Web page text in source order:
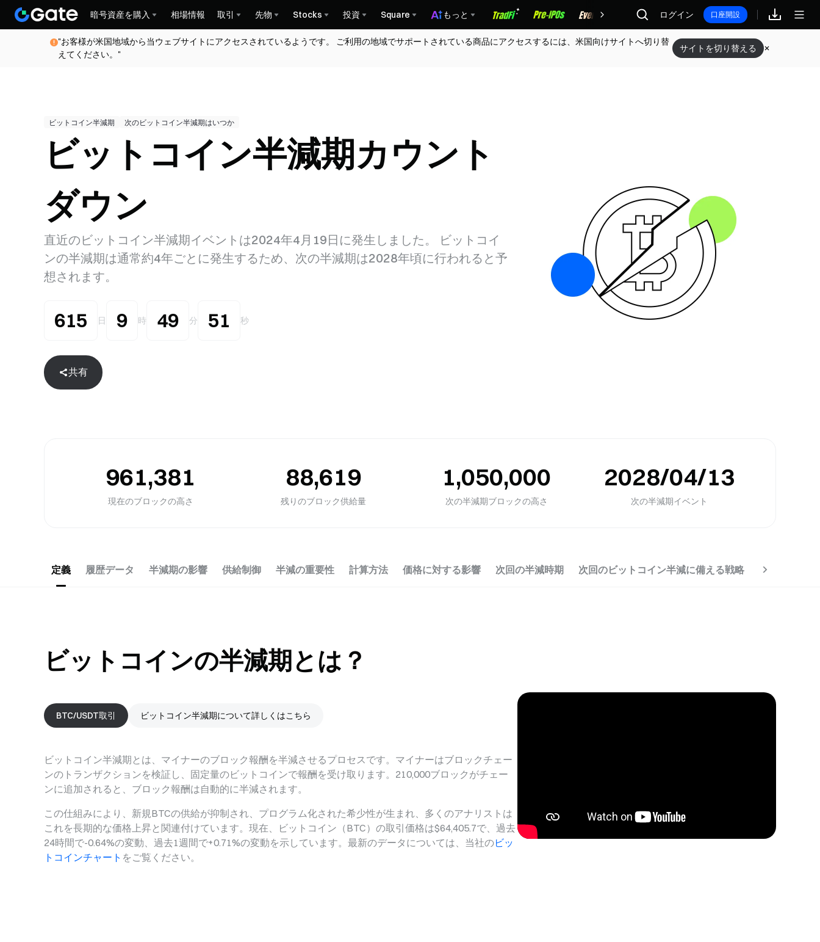
暗号資産を購入 相場情報 取引 先物 Stocks 投資 Square もっと 報酬 ログイン 口座開設
"お客様が米国地域から当ウェブサイトにアクセスされているようです。 ご利用の地域でサポートされている商品にアクセスするには、米国向けサイトへ切り替
えてください。"
サイトを切り替える
ビットコイン半減期 次のビットコイン半減期はいつか
ビットコイン半減期カウント
ダウン
直近のビットコイン半減期イベントは2024年4月19日に発生しました。 ビットコイ
ンの半減期は通常約4年ごとに発生するため、次の半減期は2028年頃に行われると予
想されます。
615 日 9 時 49 分 50 秒
共有
961,381
現在のブロックの高さ
88,619
残りのブロック供給量
1,050,000
次の半減期ブロックの高さ
2028/04/13
次の半減期イベント
定義 履歴データ 半減期の影響 供給制御 半減の重要性 計算方法 価格に対する影響 次回の半減時期 次回のビットコイン半減に備える戦略 ビットコイ
ビットコインの半減期とは？
BTC/USDT取引 ビットコイン半減期について詳しくはこちら
ビットコイン半減期とは、マイナーのブロック報酬を半減させるプロセスです。マイナーはブロックチェー
ンのトランザクションを検証し、固定量のビットコインで報酬を受け取ります。210,000ブロックがチェー
ンに追加されると、ブロック報酬は自動的に半減されます。
この仕組みにより、新規BTCの供給が抑制され、プログラム化された希少性が生まれ、多くのアナリストは
これを長期的な価格上昇と関連付けています。現在、ビットコイン（BTC）の取引価格は$64,405.7で、過去
24時間で-0.64%の変動、過去1週間で+0.71%の変動を示しています。最新のデータについては、当社のビッ
トコインチャート をご覧ください。